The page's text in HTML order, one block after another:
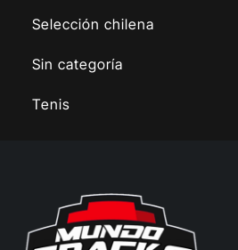
Selección chilena
Sin categoría
Tenis